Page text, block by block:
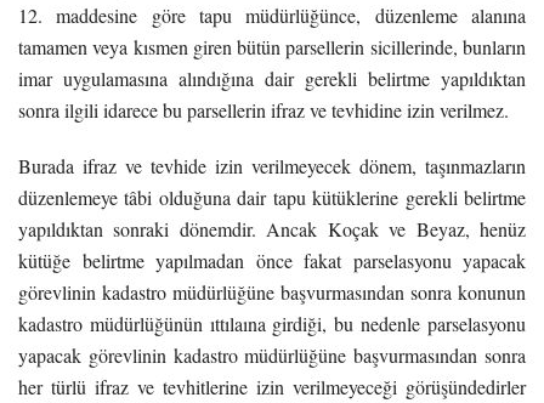
12. maddesine göre tapu müdürlüğünce, düzenleme alanına
tamamen veya kısmen giren bütün parsellerin sicillerinde, bunların
imar uygulamasına alındığına dair gerekli belirtme yapıldıktan
sonra ilgili idarece bu parsellerin ifraz ve tevhidine izin verilmez.
Burada ifraz ve tevhide izin verilmeyecek dönem, taşınmazların
düzenlemeye tâbi olduğuna dair tapu kütüklerine gerekli belirtme
yapıldıktan sonraki dönemdir. Ancak Koçak ve Beyaz, henüz
kütüğe belirtme yapılmadan önce fakat parselasyonu yapacak
görevlinin kadastro müdürlüğüne başvurmasından sonra konunun
kadastro müdürlüğünün ıttılaına girdiği, bu nedenle parselasyonu
yapacak görevlinin kadastro müdürlüğüne başvurmasından sonra
her türlü ifraz ve tevhitlerine izin verilmeyeceği görüşündedirler